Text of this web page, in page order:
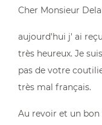
Cher Monsieur
aujourd'hui j' ai
très heureux. Je
pas de votre
très mal français.
Au revoir et un bon